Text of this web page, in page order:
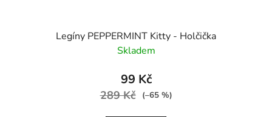
Legíny PEPPERMINT Kitty - Holčička
Skladem
99 Kč
289 Kč (–65 %)